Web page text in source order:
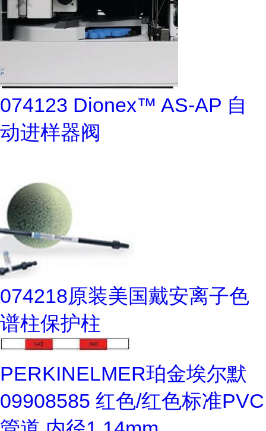
074123 Dionex™ AS-AP 自
动进样器阀
074218原装美国戴安离子色
谱柱保护柱
PERKINELMER珀金埃尔默
09908585 红色/红色标准PVC